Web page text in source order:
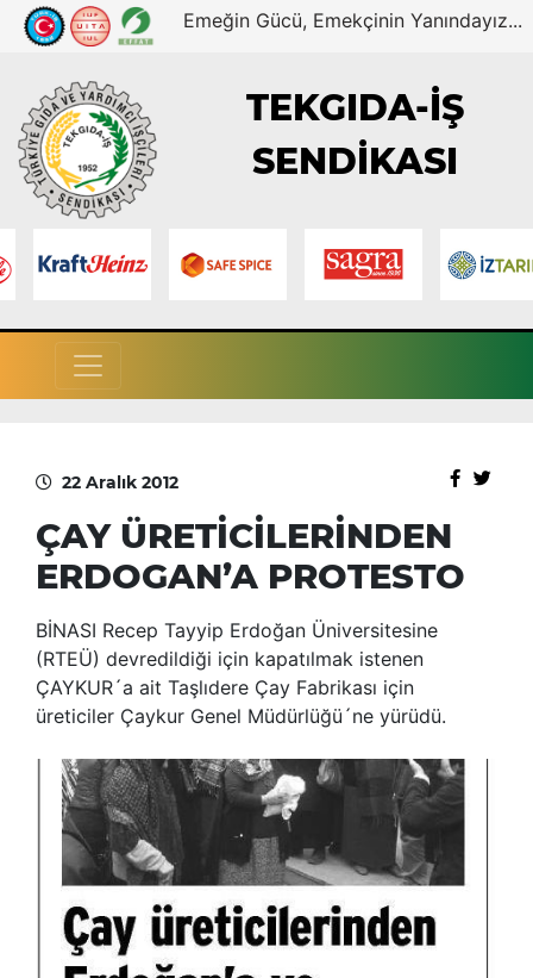
Emeğin Gücü, Emekçinin Yanındayız...
TEKGIDA-İŞ
SENDİKASI
22 Aralık 2012
ÇAY ÜRETİCİLERİNDEN
ERDOGAN’A PROTESTO
BİNASI Recep Tayyip Erdoğan Üniversitesine
(RTEÜ) devredildiği için kapatılmak istenen
ÇAYKUR´a ait Taşlıdere Çay Fabrikası için
üreticiler Çaykur Genel Müdürlüğü´ne yürüdü.